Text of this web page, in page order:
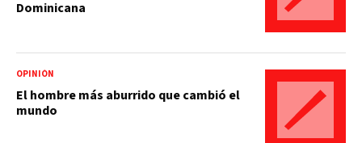
Dominicana
OPINIÓN
El hombre más aburrido que cambió el
mundo